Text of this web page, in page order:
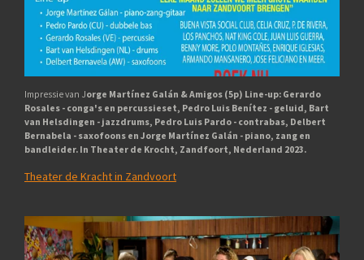
Impressie van Jorge Martínez Galán & Amigos (5p) Line-up: Gerardo
Rosales - conga's en percussieset, Pedro Luis Benítez - geluid, Bart
van Helsdingen - jazzdrums, Pedro Luis Pardo - contrabas, Delbert
Bernabela - saxofoons en Jorge Martínez Galán - piano, zang en
bandleider. In Theater de Krocht, Zandfoort, Nederland 2023.
Theater de Kracht in Zandvoort